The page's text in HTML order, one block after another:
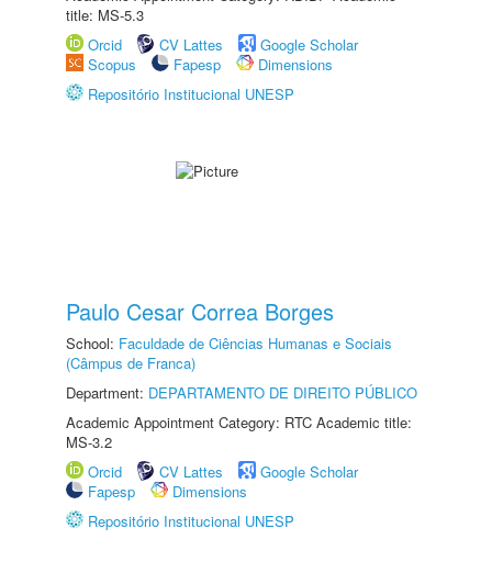
title: MS-5.3
Orcid
CV Lattes
Google Scholar
Scopus
Fapesp
Dimensions
Repositório Institucional UNESP
Paulo Cesar Correa Borges
School: Faculdade de Ciências Humanas e Sociais
(Câmpus de Franca)
Department: DEPARTAMENTO DE DIREITO PÚBLICO
Academic Appointment Category: RTC Academic title:
MS-3.2
Orcid
CV Lattes
Google Scholar
Fapesp
Dimensions
Repositório Institucional UNESP